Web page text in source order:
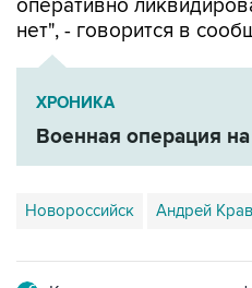
ХРОНИКА
Военная операция на
Новороссийск Андрей